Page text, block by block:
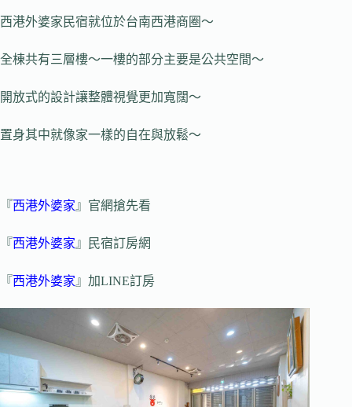
西港外婆家民宿就位於台南西港商圈～
全棟共有三層樓～一樓的部分主要是公共空間～
開放式的設計讓整體視覺更加寬闊～
置身其中就像家一樣的自在與放鬆～
『 西港外婆家』官網搶先看
『 西港外婆家』民宿訂房網
『 西港外婆家』加LINE訂房